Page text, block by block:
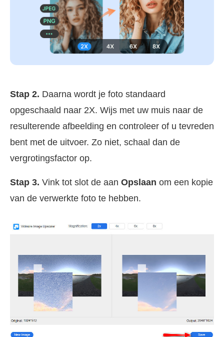
Stap 2. Daarna wordt je foto standaard
opgeschaald naar 2X. Wijs met uw muis naar de
resulterende afbeelding en controleer of u tevreden
bent met de uitvoer. Zo niet, schaal dan de
vergrotingsfactor op.
Stap 3. Vink tot slot de aan Opslaan om een kopie
van de verwerkte foto te hebben.